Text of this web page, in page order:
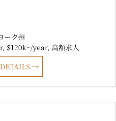
ーク州
$120k~/year 高額求人